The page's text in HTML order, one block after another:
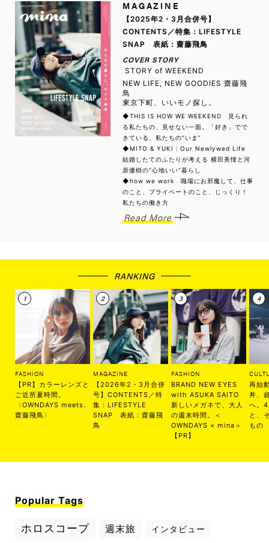
MAGAZINE
【2025年2・3月合併号】
CONTENTS／特集：LIFESTYLE
SNAP 表紙：齋藤飛鳥
COVER STORY
STORY of WEEKEND
NEW LIFE, NEW GOODIES 齋藤飛
鳥
東京下町、いいモノ探し。
◆THIS IS HOW WE WEEKEND 見られ
る私たちの、見せない一面。「好き」でで
きている、私たちの“いま”
◆MITO & YUKI：Our Newlywed Life
結婚したてのふたりが考える 横田美憧と河
原優樹の“心地いい”暮らし
◆how we work 職場にお邪魔して、仕事
のこと、プライベートのこと、じっくり！
私たちの働き方
Read More
RANKING
FASHION
【PR】カラーレンズと
ご近所夏時間。
〈OWNDAYS meets.
齋藤飛鳥〉
MAGAZINE
【2026年2・3月合併
号】CONTENTS／特
集：LIFESTYLE
SNAP 表紙：齋藤飛
鳥
FASHION
BRAND NEW EYES
with ASUKA SAITO
新しいメガネで、大人
の週末時間。＜
OWNDAYS × mina＞
【PR】
再始
丼、
へ。
と、
もの
Popular Tags
ホロスコープ 週末旅 インタビュー